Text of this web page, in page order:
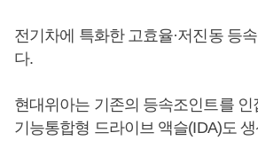
전기차에 특화한 고효율·저진동 등
다.
현대위아는 기존의 등속조인트를
기능통합형 드라이브 액슬(IDA)도